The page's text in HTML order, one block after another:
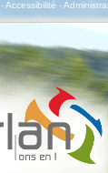
-Accessibilité -